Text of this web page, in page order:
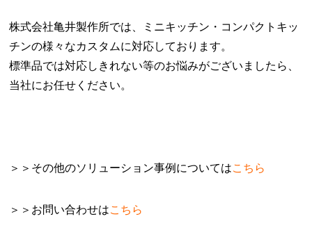
株式会社亀井製作所では、ミニキッチン・コンパクトキッ
チンの様々なカスタムに対応しております。
標準品では対応しきれない等のお悩みがございましたら、
当社にお任せください。
＞＞その他のソリューション事例についてはこちら
＞＞お問い合わせはこちら